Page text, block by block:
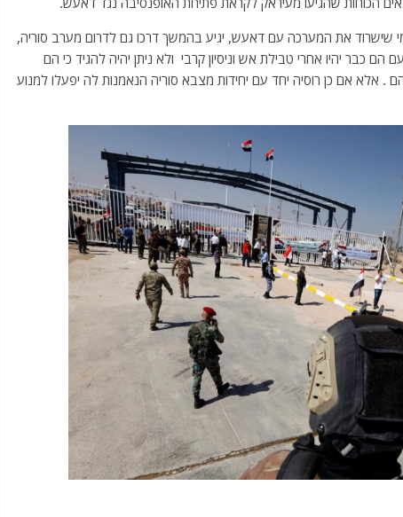
את המערכה עם דאעש, יגיע בהמשך דרכו גם לדרום מערב סוריה,
כבר יהיו אחרי טבילת אש וניסיון קרבי ולא ניתן יהיה להגיד כי הם
. אלא אם כן רוסיה יחד עם יחידות מצבא סוריה הנאמנות לה יפעלו למנוע